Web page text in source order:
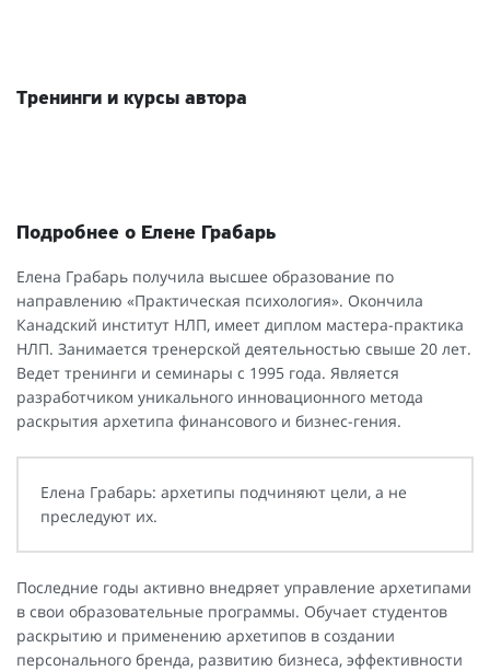
Тренинги и курсы автора
Подробнее о Елене Грабарь
Елена Грабарь получила высшее образование по
направлению «Практическая психология». Окончила
Канадский институт НЛП, имеет диплом мастера-практика
НЛП. Занимается тренерской деятельностью свыше 20 лет.
Ведет тренинги и семинары с 1995 года. Является
разработчиком уникального инновационного метода
раскрытия архетипа финансового и бизнес-гения.
Елена Грабарь: архетипы подчиняют цели, а не
преследуют их.
Последние годы активно внедряет управление архетипами
в свои образовательные программы. Обучает студентов
раскрытию и применению архетипов в создании
персонального бренда, развитию бизнеса, эффективности